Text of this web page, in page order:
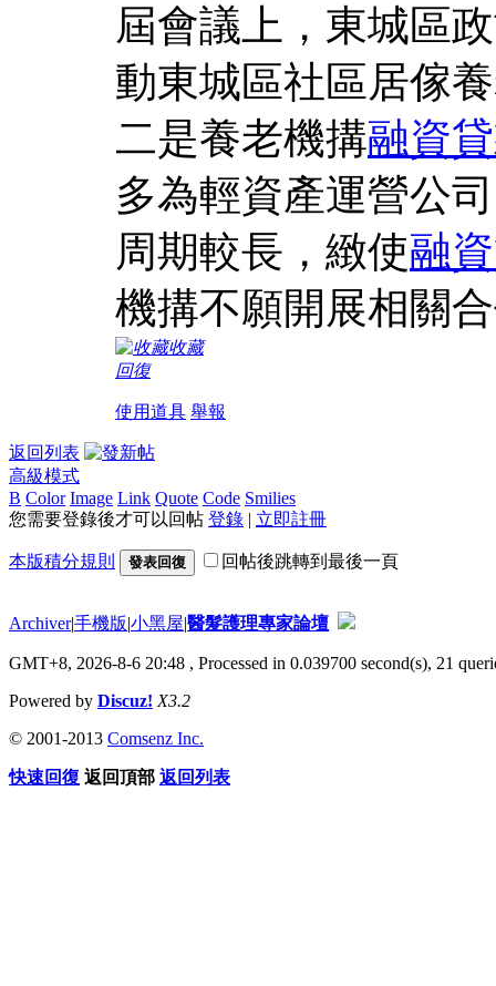
屆會議上，東城區
動東城區社區居傢
二是養老機搆融資
多為輕資產運營公
周期較長，緻使融資
機搆不願開展相關
收藏
回復
使用道具 舉報
返回列表
高級模式
B Color Image Link Quote Code Smilies
您需要登錄後才可以回帖 登錄 | 立即註冊
本版積分規則 發表回復 回帖後跳轉到最後一頁
Archiver|手機版|小黑屋|醫髮護理專家論壇
GMT+8, 2026-8-6 20:48 , Processed in 0.039700 second(s), 21
Powered by Discuz! X3.2
© 2001-2013 Comsenz Inc.
快速回復 返回頂部 返回列表